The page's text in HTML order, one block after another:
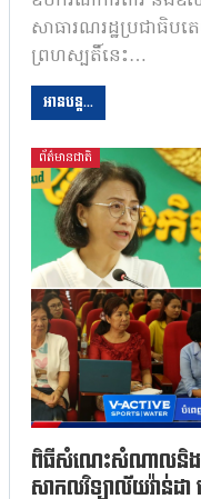
សាធារណរដ្ឋប្រជាធិប
ព្រហស្បតិ៍នេះ…
អានបន្ត...
ព័ត៌មានជាតិ
ពិធីសំណេះសំណាលនិងទ
សាកលវិទ្យាល័យវ៉ាន់ដ